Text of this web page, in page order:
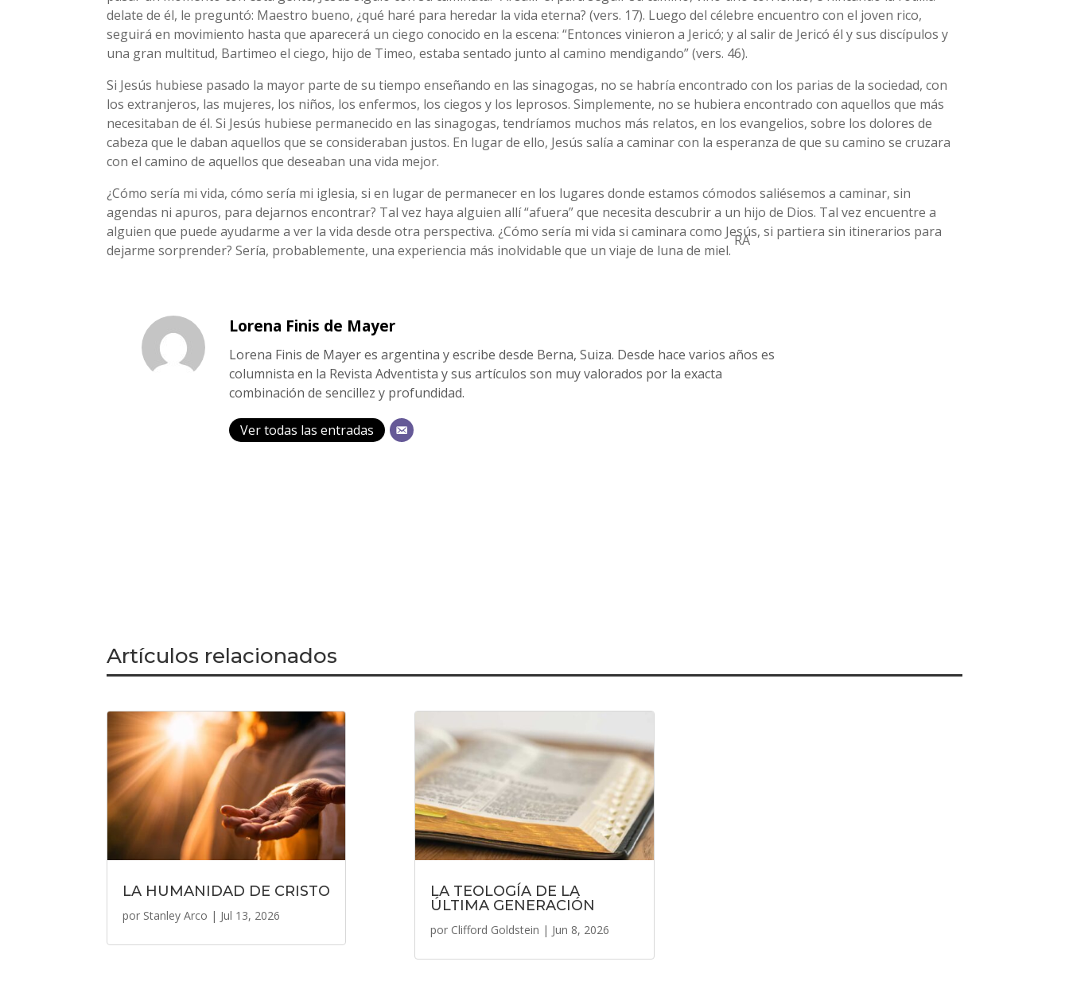
delate de él, le preguntó: Maestro bueno, ¿qué haré para heredar la vida eterna? (vers. 17). Luego del célebre encuentro con el joven rico,
seguirá en movimiento hasta que aparecerá un ciego conocido en la escena: “Entonces vinieron a Jericó; y al salir de Jericó él y sus discípulos y
una gran multitud, Bartimeo el ciego, hijo de Timeo, estaba sentado junto al camino mendigando” (vers. 46).
Si Jesús hubiese pasado la mayor parte de su tiempo enseñando en las sinagogas, no se habría encontrado con los parias de la sociedad, con
los extranjeros, las mujeres, los niños, los enfermos, los ciegos y los leprosos. Simplemente, no se hubiera encontrado con aquellos que más
necesitaban de él. Si Jesús hubiese permanecido en las sinagogas, tendríamos muchos más relatos, en los evangelios, sobre los dolores de
cabeza que le daban aquellos que se consideraban justos. En lugar de ello, Jesús salía a caminar con la esperanza de que su camino se cruzara
con el camino de aquellos que deseaban una vida mejor.
¿Cómo sería mi vida, cómo sería mi iglesia, si en lugar de permanecer en los lugares donde estamos cómodos saliésemos a caminar, sin
agendas ni apuros, para dejarnos encontrar? Tal vez haya alguien allí “afuera” que necesita descubrir a un hijo de Dios. Tal vez encuentre a
alguien que puede ayudarme a ver la vida desde otra perspectiva. ¿Cómo sería mi vida si caminara como Jesús, si partiera sin itinerarios para
dejarme sorprender? Sería, probablemente, una experiencia más inolvidable que un viaje de luna de miel.
RA
Lorena Finis de Mayer
Lorena Finis de Mayer es argentina y escribe desde Berna, Suiza. Desde hace varios años es
columnista en la Revista Adventista y sus artículos son muy valorados por la exacta
combinación de sencillez y profundidad.
Ver todas las entradas
Artículos relacionados
LA HUMANIDAD DE CRISTO
por Stanley Arco | Jul 13, 2026
LA TEOLOGÍA DE LA
ÚLTIMA GENERACIÓN
por Clifford Goldstein | Jun 8, 2026